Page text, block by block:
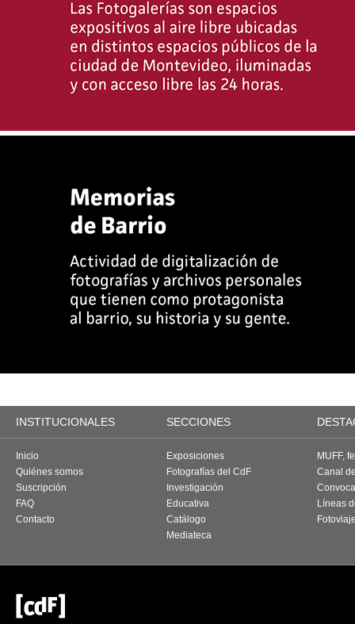
INSTITUCIONALES SECCIONES
Inicio
Quiénes somos
Suscripción
FAQ
Contacto
Exposiciones
Fotografías del CdF
Investigación
Educativa
Catálogo
Mediateca
MUFF,
Canal
Líneas